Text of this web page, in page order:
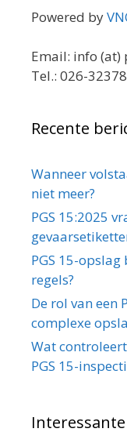
Powered by
Email: info (at)
Tel.: 026-
Recente
Wanneer
niet meer?
PGS 15:2025
PGS 15-
regels?
De rol van een
complexe
Wat
PGS 15-